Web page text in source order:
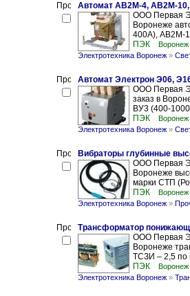
Автомат АВ2М-4, АВ2М-
ООО Первая
Воронеже
400А), АВ2М-
ПЭК
Воронеж
Электротехника Воронеж »
Автомат Электрон Э06,
ООО Первая
заказ в
ВУ3 (400-
ПЭК
Воронеж
Электротехника Воронеж »
Вибраторы глубинные
ООО Первая
Воронеже
марки СТП
ПЭК
Воронеж
Электротехника Воронеж »
Трансформатор
ООО Первая
Воронеже
ТСЗИ – 2,5 по
ПЭК
Воронеж
Электротехника Воронеж »